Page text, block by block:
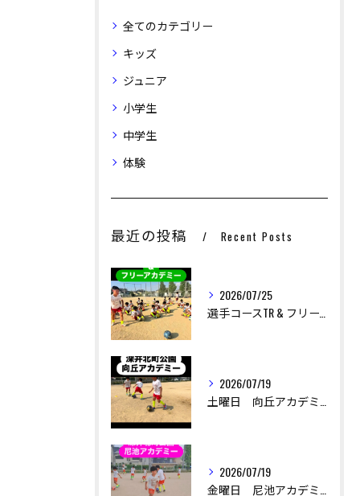
全てのカテゴリー
キッズ
ジュニア
小学生
中学生
体験
最近の投稿 Recent Posts
2026/07/25
2026/07/19
2026/07/19